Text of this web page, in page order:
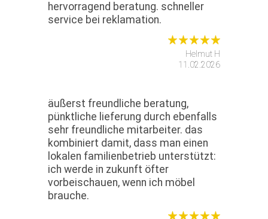
hervorragend beratung. schneller
service bei reklamation.
Helmut H
11.02.2026
äußerst freundliche beratung,
pünktliche lieferung durch ebenfalls
sehr freundliche mitarbeiter. das
kombiniert damit, dass man einen
lokalen familienbetrieb unterstützt:
ich werde in zukunft öfter
vorbeischauen, wenn ich möbel
brauche.